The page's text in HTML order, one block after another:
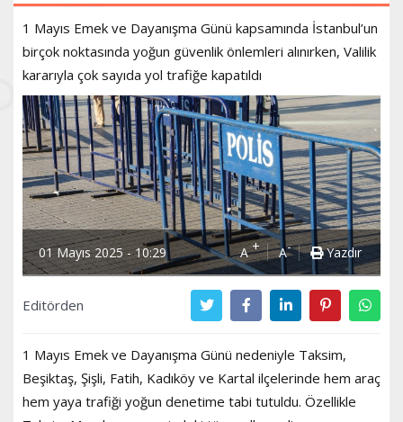
1 Mayıs Emek ve Dayanışma Günü kapsamında İstanbul’un
birçok noktasında yoğun güvenlik önlemleri alınırken, Valilik
kararıyla çok sayıda yol trafiğe kapatıldı
01 Mayıs 2025 - 10:29 A+ A- Yazdır
Editörden
1 Mayıs Emek ve Dayanışma Günü nedeniyle Taksim,
Beşiktaş, Şişli, Fatih, Kadıköy ve Kartal ilçelerinde hem araç
hem yaya trafiği yoğun denetime tabi tutuldu. Özellikle